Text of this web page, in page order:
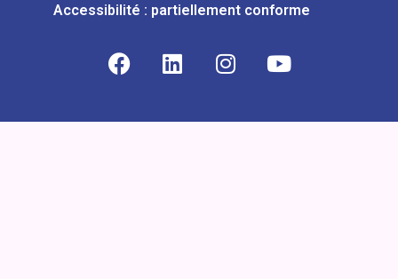
Accessibilité : partiellement conforme